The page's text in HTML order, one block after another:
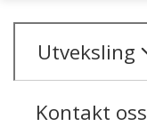
Utveksling
Kontakt oss